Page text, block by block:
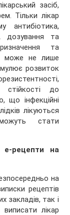
засіб,
Тільки лікар
антибіотика,
дозування та
та
може не лише
розвиток
стійкості до
що інфекційні
лікуються
можуть стати
е-рецепти на
на
рецептів
закладів, так і
лікар